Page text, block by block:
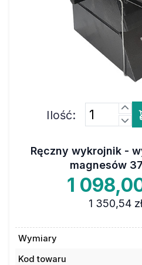
Ilość:
Ręczny wykrojnik -
magnesów
1
1 350,54 zł
Wymiary
Kod towaru